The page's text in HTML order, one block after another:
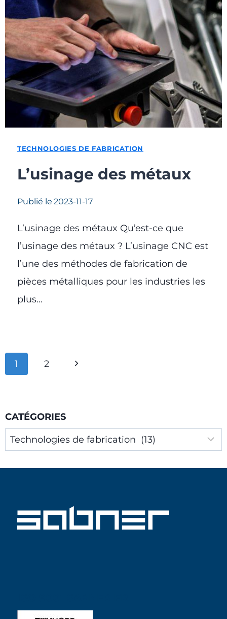
TECHNOLOGIES DE FABRICATION
L’usinage des métaux
Publié le 2023-11-17
L’usinage des métaux Qu’est-ce que
l’usinage des métaux ? L’usinage CNC est
l’une des méthodes de fabrication de
pièces métalliques pour les industries les
plus…
Navigation
1 2
Page
CATÉGORIES
Catégories